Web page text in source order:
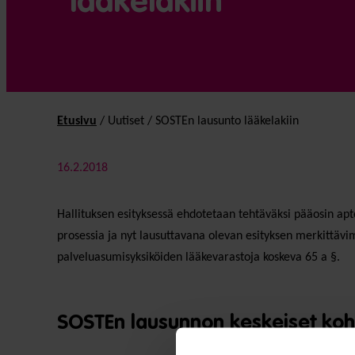
Etusivu / Uutiset / SOSTEn lausunto lääkelakiin
16.2.2018
Hallituksen esityksessä ehdotetaan tehtäväksi pääosin
prosessia ja nyt lausuttavana olevan esityksen
palveluasumisyksiköiden lääkevarastoja koskeva 65 a §.
SOSTEn lausunnon keskeiset